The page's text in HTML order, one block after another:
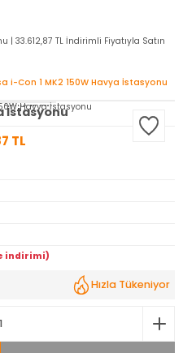
i-Con 1 MK2 150W Havya İstasyonu
İstasyonu
TL
indirimi)
Hızla Tükeniyor